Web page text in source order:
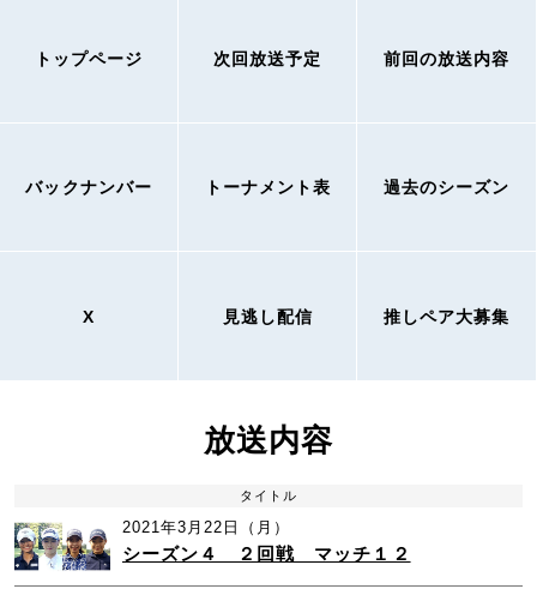
トップページ 次回放送予定 前回の放送内容
バックナンバー トーナメント表 過去のシーズン
X 見逃し配信 推しペア大募集
放送内容
タイトル
2021年3月22日（月）
シーズン４ ２回戦 マッチ１２